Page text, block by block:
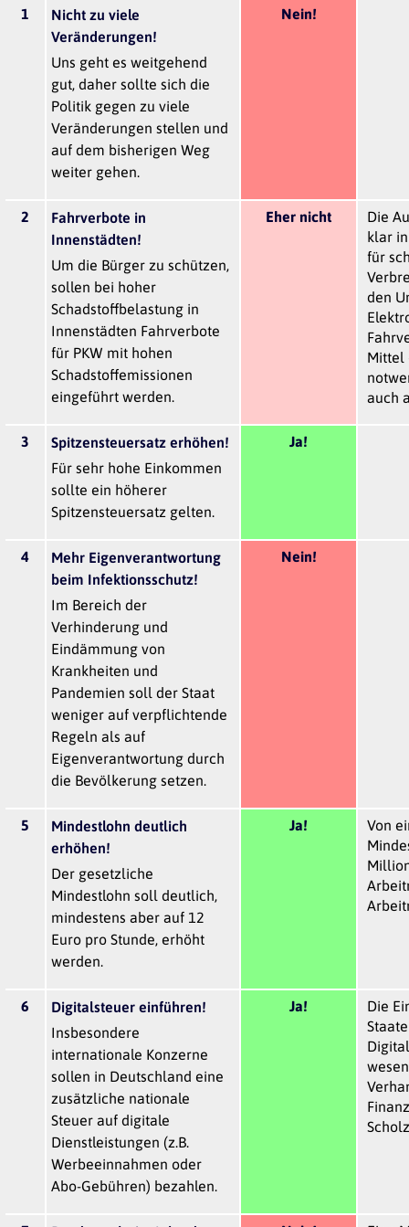
1
Nicht zu viele
Veränderungen!
Uns geht es weitgehend
gut, daher sollte sich die
Politik gegen zu viele
Veränderungen stellen und
auf dem bisherigen Weg
weiter gehen.
Nein!
2
Fahrverbote in
Innenstädten!
Um die Bürger zu schützen,
sollen bei hoher
Schadstoffbelastung in
Innenstädten Fahrverbote
für PKW mit hohen
Schadstoffemissionen
eingeführt werden.
Eher nicht
Die
klar
für
den
Mittel
auch
3
Spitzensteuersatz erhöhen!
Für sehr hohe Einkommen
sollte ein höherer
Spitzensteuersatz gelten.
Ja!
4
Mehr Eigenverantwortung
beim Infektionsschutz!
Im Bereich der
Verhinderung und
Eindämmung von
Krankheiten und
Pandemien soll der Staat
weniger auf verpflichtende
Regeln als auf
Eigenverantwortung durch
die Bevölkerung setzen.
Nein!
5
Mindestlohn deutlich
erhöhen!
Der gesetzliche
Mindestlohn soll deutlich,
mindestens aber auf 12
Euro pro Stunde, erhöht
werden.
Ja!
Von
6
Digitalsteuer einführen!
Insbesondere
internationale Konzerne
sollen in Deutschland eine
zusätzliche nationale
Steuer auf digitale
Dienstleistungen (z.B.
Werbeeinnahmen oder
Abo-Gebühren) bezahlen.
Ja!
Die